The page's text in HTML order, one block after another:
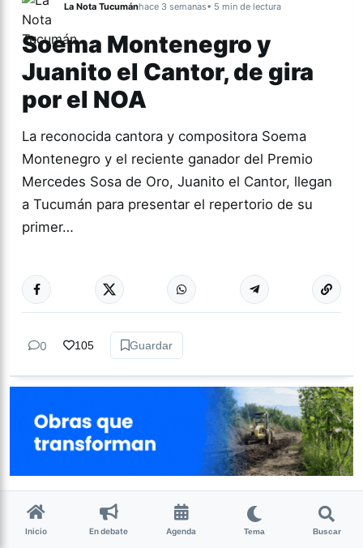
La Nota Tucumánhace 3 semanas• 5 min de lectura
Soema Montenegro y
Juanito el Cantor, de gira
por el NOA
La reconocida cantora y compositora Soema
Montenegro y el reciente ganador del Premio
Mercedes Sosa de Oro, Juanito el Cantor, llegan
a Tucumán para presentar el repertorio de su
primer…
CULTURA Más
0 105 Guardar
Inicio En debate Agenda Tema Buscar